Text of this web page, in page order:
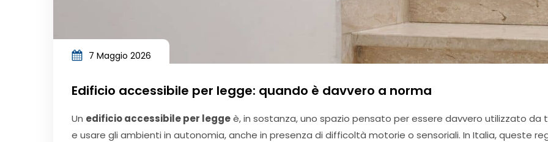
7 Maggio 2026
Edificio accessibile per legge: quando è davvero a norma
Un edificio accessibile per leggeè, in sostanza, uno spazio pensato per essere davvero utilizzato
e usare gli ambienti in autonomia, anche in presenza di difficoltà motorie o sensoriali. In Italia, queste